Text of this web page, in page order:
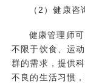
（2）健康咨
健康管理师
不限于饮食、运
群的需求，提供
不良的生活习惯